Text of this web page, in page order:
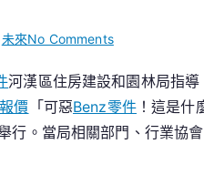
未來No Commentson
州
河
漢
河漢區住房建設和園林局指
價 「可惡Benz零件！這是什
行。當局相關部門、行業協